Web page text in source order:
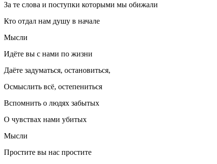
За те слова и поступки которыми мы обижали
Кто отдал нам душу в начале
Мысли
Идёте вы с нами по жизни
Даёте задуматься, остановиться,
Осмыслить всё, остепениться
Вспомнить о людях забытых
О чувствах нами убитых
Мысли
Простите вы нас простите